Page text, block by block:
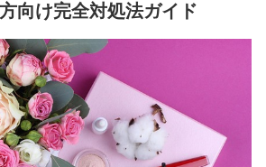
向け完全対処法ガイド